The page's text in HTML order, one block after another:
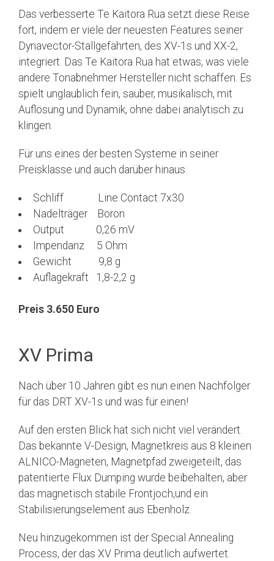
Das verbesserte Te Kaitora Rua setzt diese Reise
fort, indem er viele der neuesten Features seiner
Dynavector-Stallgefährten, des XV-1s und XX-2,
integriert. Das Te Kaitora Rua hat etwas, was viele
andere Tonabnehmer Hersteller nicht schaffen. Es
spielt unglaublich fein, sauber, musikalisch, mit
Auflösung und Dynamik, ohne dabei analytisch zu
klingen.
Für uns eines der besten Systeme in seiner
Preisklasse und auch darüber hinaus.
Schliff Line Contact 7x30
Nadelträger Boron
Output 0,26 mV
Impendanz 5 Ohm
Gewicht 9,8 g
Auflagekraft 1,8-2,2 g
Preis 3.650 Euro
XV Prima
Nach über 10 Jahren gibt es nun einen Nachfolger
für das DRT XV-1s und was für einen!
Auf den ersten Blick hat sich nicht viel verändert.
Das bekannte V-Design, Magnetkreis aus 8 kleinen
ALNICO-Magneten, Magnetpfad zweigeteilt, das
patentierte Flux Dumping wurde beibehalten, aber
das magnetisch stabile Frontjoch,und ein
Stabilisierungselement aus Ebenholz.
Neu hinzugekommen ist der Special Annealing
Process, der das XV Prima deutlich aufwertet.